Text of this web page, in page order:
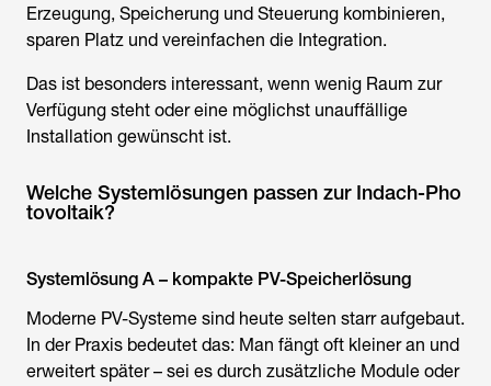
Erzeugung, Speicherung und Steuerung kombinieren,
sparen Platz und vereinfachen die Integration.
Das ist besonders interessant, wenn wenig Raum zur
Verfügung steht oder eine möglichst unauffällige
Installation gewünscht ist.
Welche Systemlösungen passen zur Indach-Pho
tovoltaik?
Systemlösung A – kompakte PV-Speicherlösung
Moderne PV-Systeme sind heute selten starr aufgebaut.
In der Praxis bedeutet das: Man fängt oft kleiner an und
erweitert später – sei es durch zusätzliche Module oder